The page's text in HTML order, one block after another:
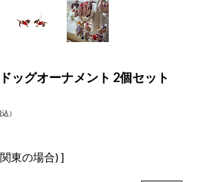
ッグオーナメント 2個セット
込
東の場合)